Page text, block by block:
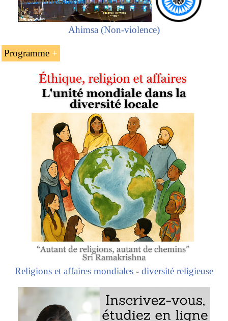
Ahimsa (Non-violence)
Programme
L’homme d’affaires cambodgien Kith Meng
(bouddhiste theravada)
Le groupe Royal
Le rôle de Kith Meng en tant que président de la
Chambre de commerce du Cambodge
Kith Meng (homme d’affaires bouddhiste)
Religions et affaires mondiales - diversité religieuse